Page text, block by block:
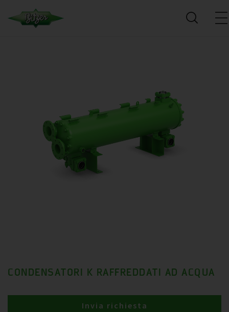
CONDENSATORI K RAFFREDDATI AD ACQUA
Invia richiesta